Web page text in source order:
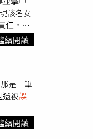
道爾身
器加重
該名女
任。據
除了自
精神恍
各級
續閱讀
是一筆
還被誤
，結果
來翻
續閱讀